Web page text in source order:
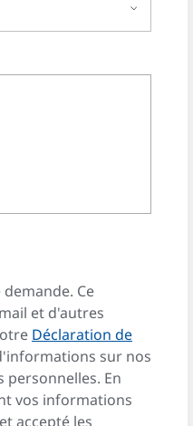
Ce
et d'autres
Déclaration de
sur nos
En
vos informations
accepté les